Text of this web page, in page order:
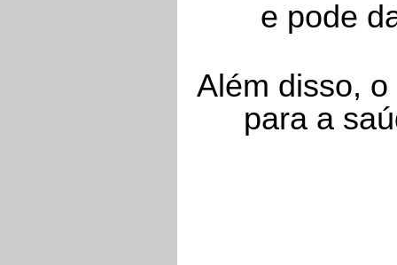
e pode
Além disso,
para a